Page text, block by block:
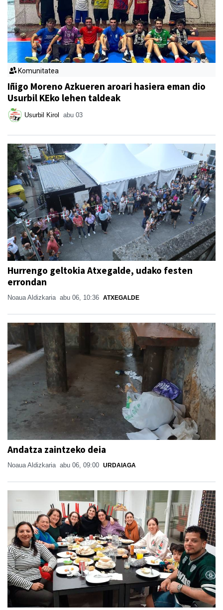
Komunitatea
Iñigo Moreno Azkueren aroari hasiera eman dio
Usurbil KEko lehen taldeak
Usurbil Kirol abu 03
Hurrengo geltokia Atxegalde, udako festen
errondan
Noaua Aldizkaria abu 06, 10:36 ATXEGALDE
Andatza zaintzeko deia
Noaua Aldizkaria abu 06, 09:00 URDAIAGA